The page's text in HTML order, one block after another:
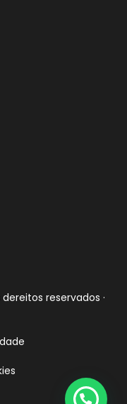
dereitos reservados ·